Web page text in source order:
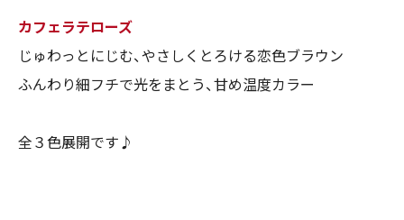
カフェラテローズ
じゅわっとにじむ、やさしくとろける恋色ブラウン
ふんわり細フチで光をまとう、甘め温度カラー
全３色展開です♪